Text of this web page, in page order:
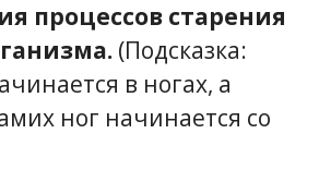
процессов старения
(Подсказка:
в ногах, а
ног начинается со